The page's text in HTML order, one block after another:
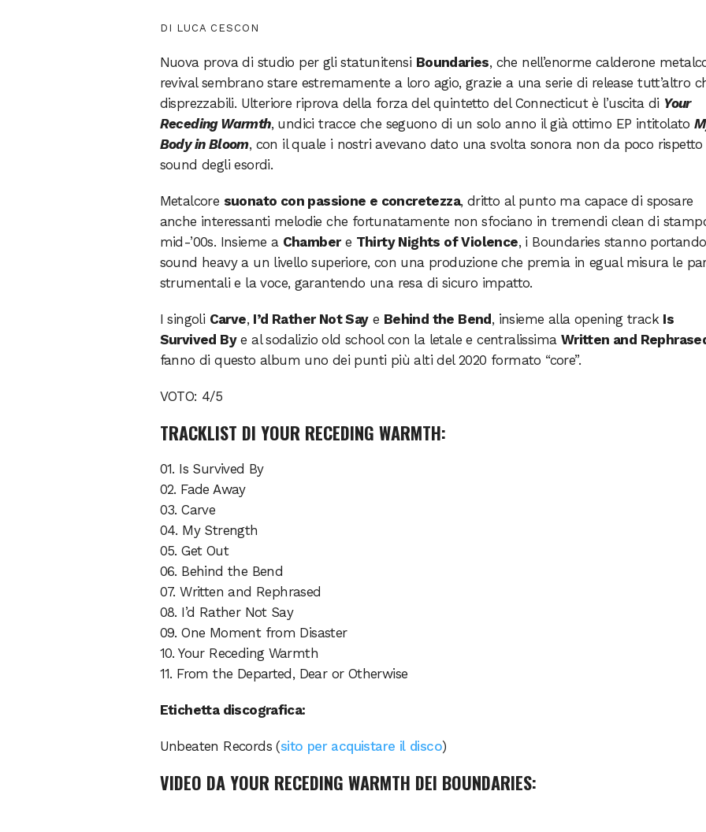
DI LUCA CESCON
Nuova prova di studio per gli statunitensi Boundaries, che nell’enorme calderone
revival sembrano stare estremamente a loro agio, grazie a una serie di release tutt’altro
disprezzabili. Ulteriore riprova della forza del quintetto del Connecticut è l’uscita di Your
Receding Warmth, undici tracce che seguono di un solo anno il già ottimo EP intitolato
Body in Bloom, con il quale i nostri avevano dato una svolta sonora non da poco rispetto
sound degli esordi.
Metalcore suonato con passione e concretezza, dritto al punto ma capace di sposare
anche interessanti melodie che fortunatamente non sfociano in tremendi clean di
mid-’00s. Insieme a Chambere Thirty Nights of Violence, i Boundaries stanno
sound heavy a un livello superiore, con una produzione che premia in egual misura le
strumentali e la voce, garantendo una resa di sicuro impatto.
I singoli Carve, I’d Rather Not Saye Behind the Bend , insieme alla opening track Is
Survived Bye al sodalizio old school con la letale e centralissima Written and
fanno di questo album uno dei punti più alti del 2020 formato “core”.
VOTO: 4/5
TRACKLIST DI YOUR RECEDING WARMTH:
01. Is Survived By
02. Fade Away
03. Carve
04. My Strength
05. Get Out
06. Behind the Bend
07. Written and Rephrased
08. I’d Rather Not Say
09. One Moment from Disaster
10. Your Receding Warmth
11. From the Departed, Dear or Otherwise
Etichetta discografica:
Unbeaten Records (sito per acquistare il disco)
VIDEO DAYOUR RECEDING WARMTH DEI BOUNDARIES: